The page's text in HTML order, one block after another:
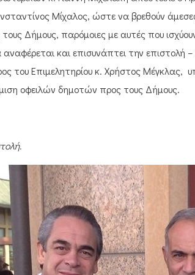
Μίχαλος, ώστε να βρεθούν
Δήμους, παρόμοιες με αυτές που
και επισυνάπτει την επιστολή
του Επιμελητηρίου κ. Χρήστος Μέγκλας,
οφειλών δημοτών προς τους Δήμους.